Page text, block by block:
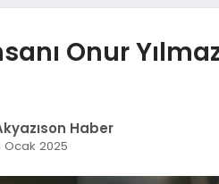
Onur
Haber
Ocak 2025